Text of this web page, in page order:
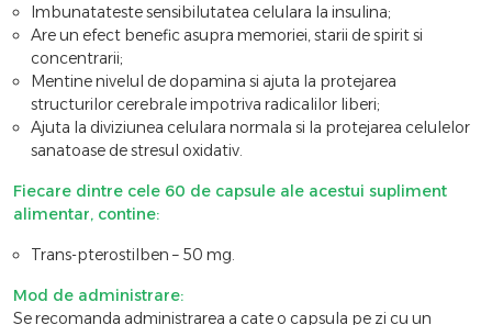
Imbunatateste sensibilutatea celulara la insulina;
Are un efect benefic asupra memoriei, starii de spirit si
concentrarii;
Mentine nivelul de dopamina si ajuta la protejarea
structurilor cerebrale impotriva radicalilor liberi;
Ajuta la diviziunea celulara normala si la protejarea celulelor
sanatoase de stresul oxidativ.
Fiecare dintre cele 60 de capsule ale acestui supliment
alimentar, contine:
Trans-pterostilben – 50 mg.
Mod de administrare:
Se recomanda administrarea a cate o capsula pe zi cu un